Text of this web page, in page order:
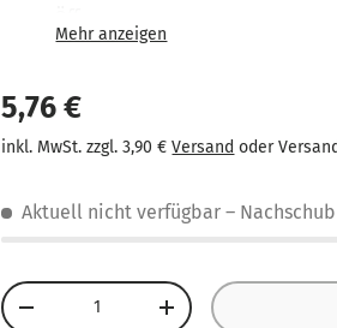
Beliebt als Geschenk von
Paten
5,76 €
inkl. MwSt. zzgl. 3,90 €Versand oder
Aktuell nicht verfügbar –
Anzahl
-
+